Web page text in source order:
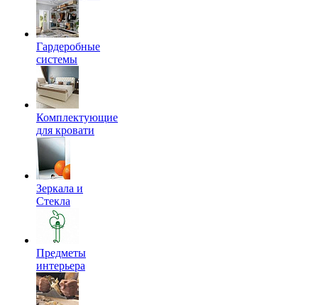
Гардеробные
системы
Комплектующие
для кровати
Зеркала и
Стекла
Предметы
интерьера